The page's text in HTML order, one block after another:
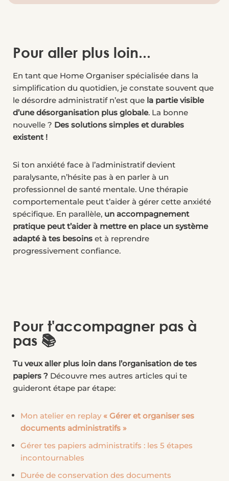
Pour aller plus loin...
En tant que Home Organiser spécialisée dans la
simplification du quotidien, je constate souvent que
le désordre administratif n’est que la partie visible
d’une désorganisation plus globale. La bonne
nouvelle ? Des solutions simples et durables
existent !
Si ton anxiété face à l’administratif devient
paralysante, n’hésite pas à en parler à un
professionnel de santé mentale. Une thérapie
comportementale peut t’aider à gérer cette anxiété
spécifique. En parallèle, un accompagnement
pratique peut t’aider à mettre en place un système
adapté à tes besoins et à reprendre
progressivement confiance.
Pour t'accompagner pas à
pas 📚
Tu veux aller plus loin dans l’organisation de tes
papiers ? Découvre mes autres articles qui te
guideront étape par étape:
Mon atelier en replay « Gérer et organiser ses
documents administratifs »
Gérer tes papiers administratifs : les 5 étapes
incontournables
Durée de conservation des documents